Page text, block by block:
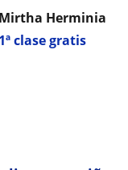
1ª clase gratis
Mirtha Herminia